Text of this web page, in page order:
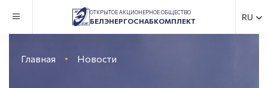
ОТКРЫТОЕ АКЦИОНЕРНОЕ ОБЩЕСТВО
БЕЛЭНЕРГОСНАБКОМПЛЕКТ RU
Главная Новости